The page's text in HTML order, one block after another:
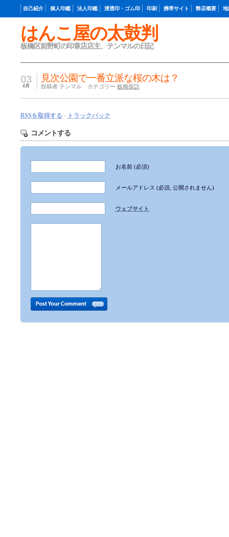
はんこ屋の太鼓判
板橋区前野町の印章店店主、テンマルの日記
自己紹介 個人印鑑 法人印鑑 浸透印・ゴム印 印刷 携帯サイト 弊店概要 地
見次公園で一番立派な桜の木は？
03
4月 投稿者 テンマル カテゴリー 板橋探訪
RSSを取得する · トラックバック
コメントする
お名前 (必須)
メールアドレス (必須, 公開されません)
ウェブサイト